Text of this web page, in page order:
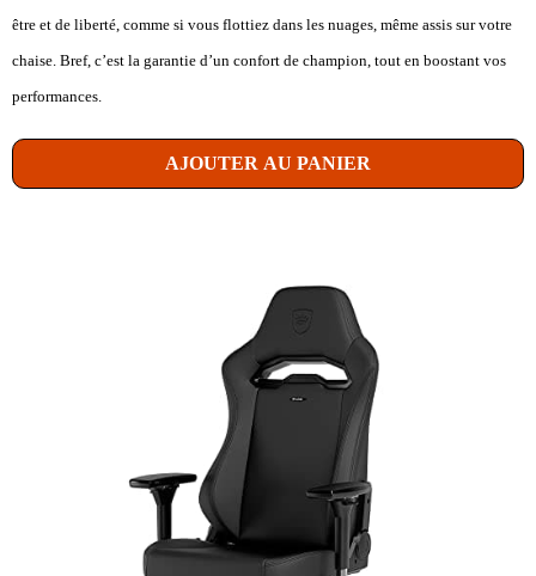
être et de liberté, comme si vous flottiez dans les nuages, même assis sur votre
chaise. Bref, c’est la garantie d’un confort de champion, tout en boostant vos
performances.
AJOUTER AU PANIER